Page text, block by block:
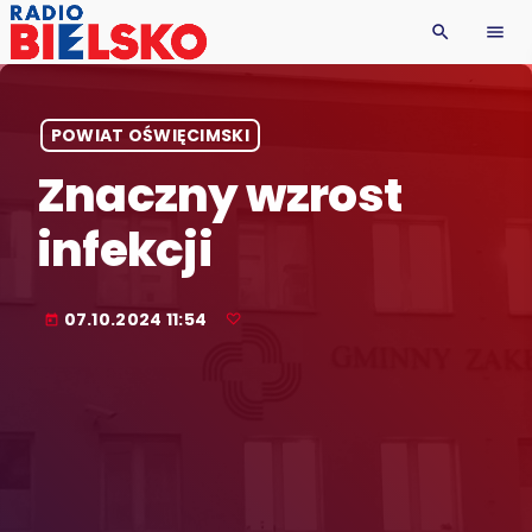
search menu
POWIAT OŚWIĘCIMSKI
Znaczny wzrost
infekcji
today 07.10.2024 11:54